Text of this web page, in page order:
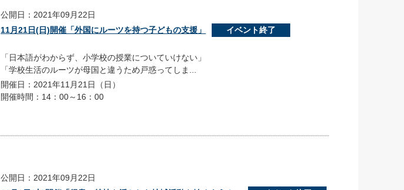
公開日：2021年09月22日
11月21日(日)開催「外国にルーツを持つ子どもの支援」
イベント終了
「日本語がわからず、小学校の授業についていけない」
「学校生活のルーツが母国と違うため戸惑ってしま...
開催日：2021年11月21日（日）
開催時間：14：00～16：00
公開日：2021年09月22日